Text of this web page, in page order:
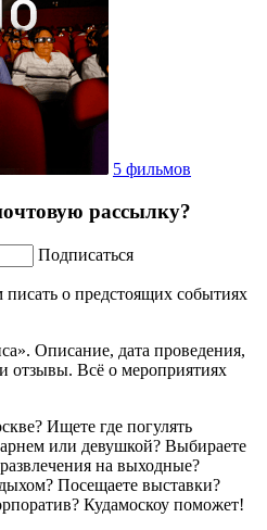
5 фильмов
рассылку?
Подписаться
о предстоящих событиях
Описание, дата проведения,
отзывы. Всё о мероприятиях
Ищете где погулять
или девушкой? Выбираете
на выходные?
Посещаете выставки?
Кудамоскоу поможет!